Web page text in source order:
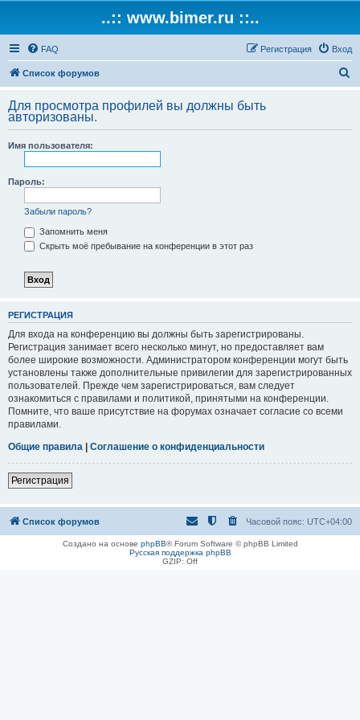
..:: www.bimer.ru ::..
FAQ Вход
Регистрация
Список форумов
с
Для просмотра профилей вы должны быть
авторизованы.
Имя пользователя:
Пароль:
Забыли пароль?
Запомнить меня
Скрыть моё пребывание на конференции в этот раз
РЕГИСТРАЦИЯ
Для входа на конференцию вы должны быть зарегистрированы.
Регистрация занимает всего несколько минут, но предоставляет вам
более широкие возможности. Администратором конференции могут быть
установлены также дополнительные привилегии для зарегистрированных
пользователей. Прежде чем зарегистрироваться, вам следует
ознакомиться с правилами и политикой, принятыми на конференции.
Помните, что ваше присутствие на форумах означает согласие со всеми
правилами.
Общие правила | Соглашение о конфиденциальности
Регистрация
Список форумов Часовой пояс: UTC+04:00
Создано на основе phpBB® Forum Software © phpBB Limited
Русская поддержка phpBB
GZIP: Off